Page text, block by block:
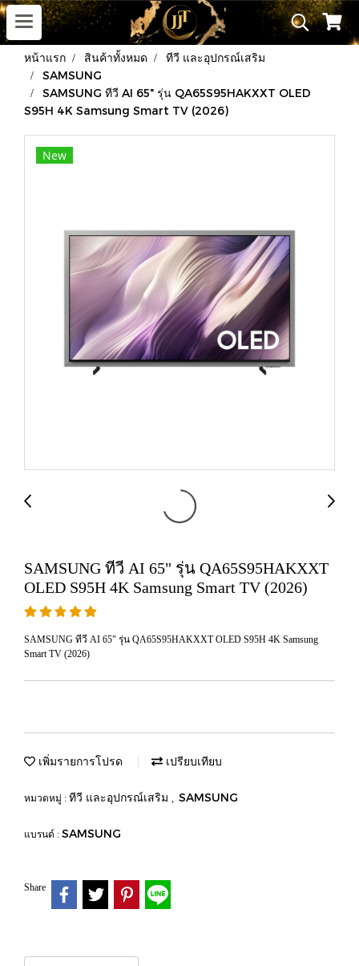
หน้าแรก สินค้าทั้งหมด
ทีวี และอุปกรณ์เสริม
SAMSUNG
SAMSUNG ทีวี AI 65" รุ่น QA65S95HAKXXT OLED
S95H 4K Samsung Smart TV (2026)
New
SAMSUNG ทีวี AI 65" รุ่น QA65S95HAKXXT
OLED S95H 4K Samsung Smart TV (2026)
SAMSUNG ทีวี AI 65" รุ่น QA65S95HAKXXT OLED S95H 4K Samsung
Smart TV (2026)
เพิ่มรายการโปรด เปรียบเทียบ
หมวดหมู่ : ทีวี และอุปกรณ์เสริม , SAMSUNG
แบรนด์ : SAMSUNG
Share